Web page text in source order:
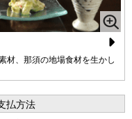
材、那須の地場食材を生かし
N
e
xt
払方法